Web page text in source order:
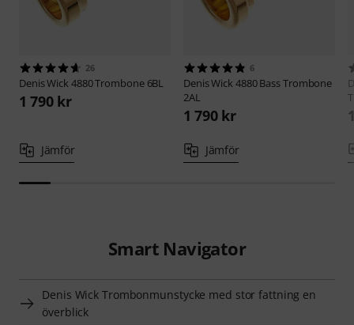
26
Denis Wick4880 Trombone 6BL
1 790 kr
Jämför
6
Denis Wick4880 Bass Trombone
2AL
1 790 kr
Jämför
Smart Navigator
Denis Wick Trombonmunstycke med stor fattning en
överblick